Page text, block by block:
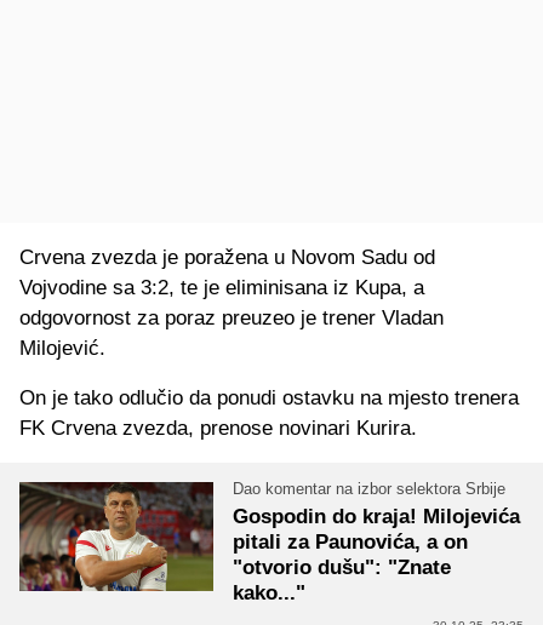
Crvena zvezda je poražena u Novom Sadu od
Vojvodine sa 3:2, te je eliminisana iz Kupa, a
odgovornost za poraz preuzeo je trener Vladan
Milojević.
On je tako odlučio da ponudi ostavku na mjesto trenera
FK Crvena zvezda, prenose novinari Kurira.
Dao komentar na izbor selektora Srbije
Gospodin do kraja! Milojevića
pitali za Paunovića, a on
"otvorio dušu": "Znate
kako..."